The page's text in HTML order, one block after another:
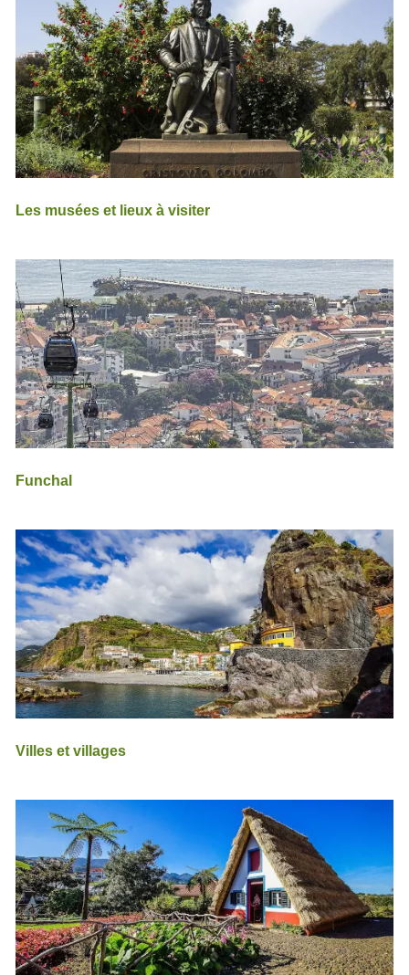
Les musées et lieux à visiter
Funchal
Villes et villages